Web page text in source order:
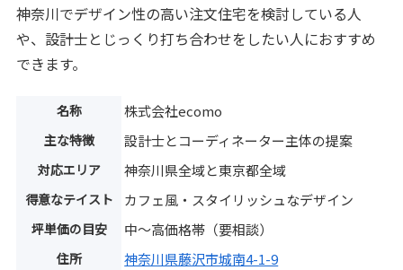
神奈川でデザイン性の高い注文住宅を検討している人
や、設計士とじっくり打ち合わせをしたい人におすすめ
できます。
名称 株式会社ecomo
主な特徴 設計士とコーディネーター主体の提案
対応エリア 神奈川県全域と東京都全域
得意なテイスト カフェ風・スタイリッシュなデザイン
坪単価の目安 中〜高価格帯（要相談）
住所 神奈川県藤沢市城南4-1-9